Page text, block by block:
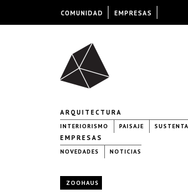
ARQUITECTURA
INTERIORISMO PAISAJE
EMPRESAS
NOVEDADES NOTICIAS
ZOOHAUS
COMUNIDAD EMPRESAS